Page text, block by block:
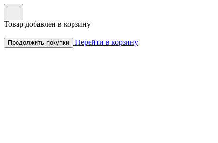
Товар добавлен в корзину
Продолжить покупки Перейти в корзину